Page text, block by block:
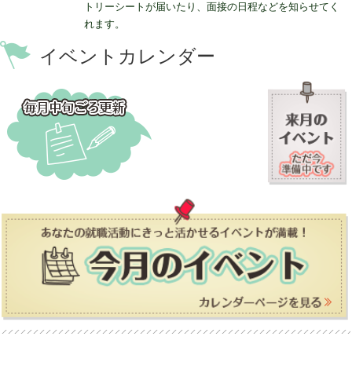
トリーシートが届いたり、面接の日程などを知らせてく
れます。
イベントカレンダー